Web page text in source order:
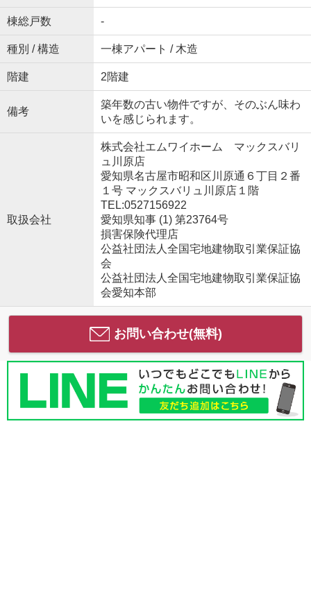
棟総戸数 -
種別 / 構造 一棟アパート / 木造
階建 2階建
備考
築年数の古い物件ですが、そのぶん味わ
いを感じられます。
取扱会社
株式会社エムワイホーム マックスバリ
ュ川原店
愛知県名古屋市昭和区川原通６丁目２番
１号 マックスバリュ川原店１階
TEL:0527156922
愛知県知事 (1) 第23764号
損害保険代理店
公益社団法人全国宅地建物取引業保証協
会
公益社団法人全国宅地建物取引業保証協
会愛知本部
お問い合わせ(無料)